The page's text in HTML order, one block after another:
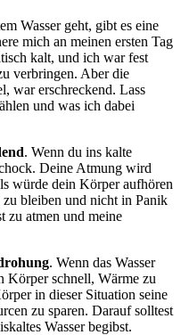
Wasser geht, gibt es⁤ eine
⁢mich an meinen ersten ‍Tag
kalt, und ich war‍ fest
verbringen. Aber die
war⁤ erschreckend. Lass⁤
und ​was ‍ich dabei
. Wenn du ins kalte
Deine Atmung wird
⁢würde dein Körper aufhören
bleiben und nicht in Panik
zu atmen und meine
. Wenn das Wasser
Körper schnell, Wärme zu
in dieser Situation ⁤seine
zu​ sparen. Darauf solltest⁣
Wasser begibst.